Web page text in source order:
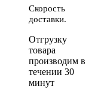
Скорость
доставки.
Отгрузку
товара
производим в
течении 30
минут